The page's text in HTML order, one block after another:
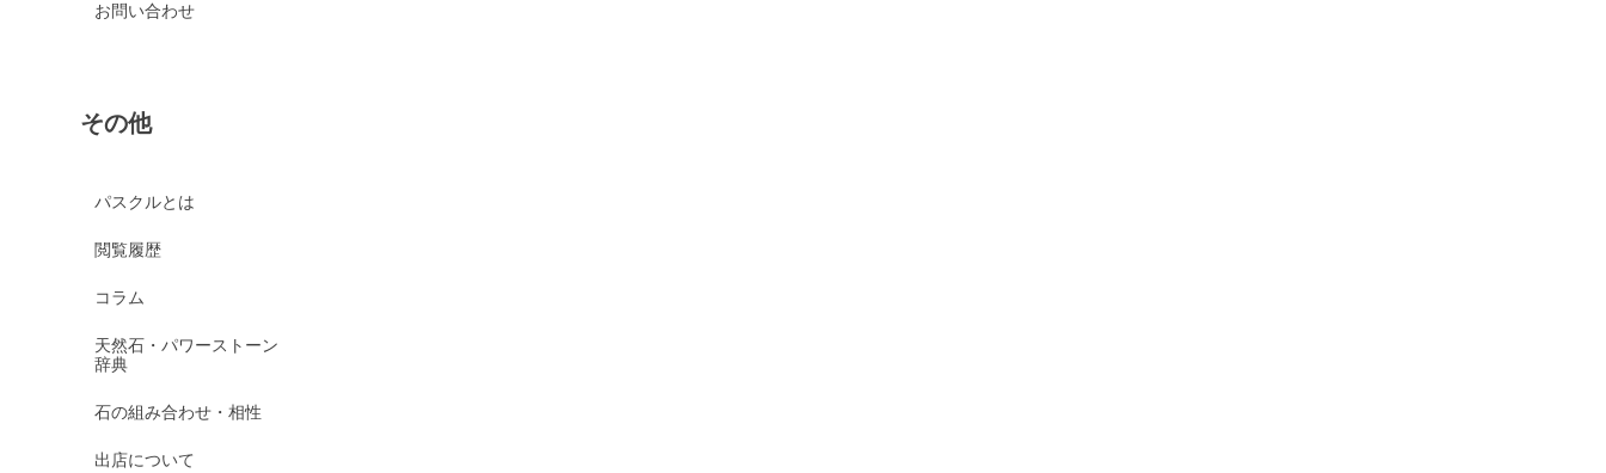
お問い合わせ
その他
パスクルとは
閲覧履歴
コラム
天然石・パワーストーン
辞典
石の組み合わせ・相性
出店について